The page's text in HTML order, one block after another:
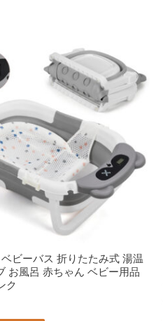
ビーバス 折りたたみ式 湯温
お風呂 赤ちゃん ベビー用品
ク